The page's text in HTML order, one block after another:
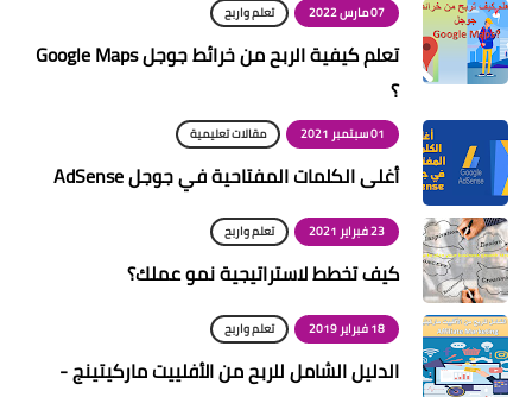
07 مارس 2022 تعلم واربح
تعلم كيفية الربح من خرائط جوجل Google Maps
؟
01 سبتمبر 2021 مقالات تعليمية
أغلى الكلمات المفتاحية في جوجل AdSense
23 فبراير 2021 تعلم واربح
كيف تخطط لاستراتيجية نمو عملك؟
18 فبراير 2019 تعلم واربح
الدليل الشامل للربح من الأفلييت ماركيتينج -